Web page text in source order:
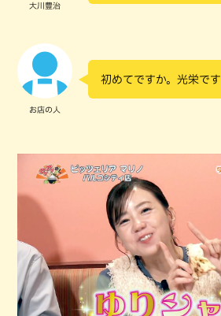
大川豊治
お店の人
初めてですか。光栄です